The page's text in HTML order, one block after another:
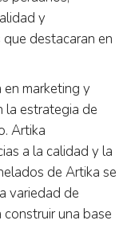
y
destacaran en
en marketing y
la estrategia de
Artika
a la calidad y la
de Artika se
variedad de
una base